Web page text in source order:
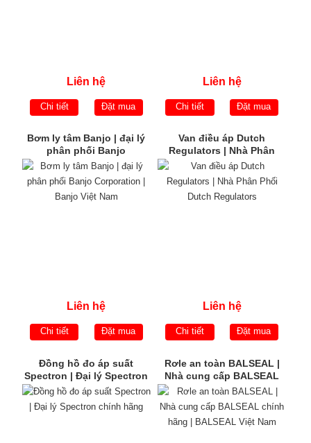
Liên hệ
Chi tiết Đặt mua
Liên hệ
Chi tiết Đặt mua
Bơm ly tâm Banjo | đại lý
phân phối Banjo
Corporation | Banjo Việt
Nam
Liên hệ
Chi tiết Đặt mua
Van điều áp Dutch
Regulators | Nhà Phân
Phối Dutch Regulators
Liên hệ
Chi tiết Đặt mua
Đồng hồ đo áp suất
Spectron | Đại lý Spectron
chính hãng
Rơle an toàn BALSEAL |
Nhà cung cấp BALSEAL
chính hãng | BALSEAL
Việt Nam